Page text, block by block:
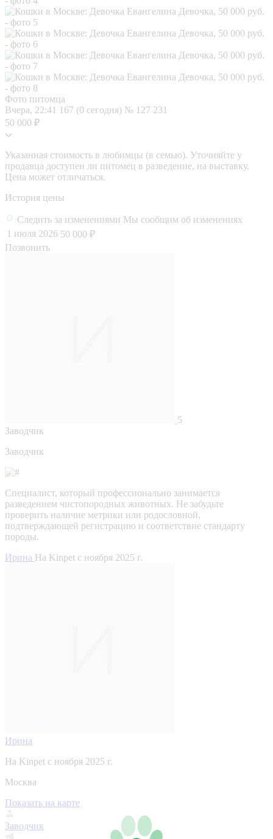
Фото питомца
Вчера, 22:41 167 (0 сегодня) № 127 231
50 000 ₽
Указанная стоимость в любимцы (в семью). Уточняйте у
продавца доступен ли питомец в разведение, на выставку.
Цена может отличаться.
История цены
Следить за изменениями Мы сообщим об изменениях
1 июля 2026 50 000 ₽
Позвонить
5
Заводчик
Заводчик
Специалист, который профессионально занимается
разведением чистопородных животных. Не забудьте
проверить наличие метрики или родословной,
подтверждающей регистрацию и соответствие стандарту
породы.
Ирина На Kinpet c ноября 2025 г.
Ирина
На Kinpet c ноября 2025 г.
Москва
Показать на карте
Заводчик